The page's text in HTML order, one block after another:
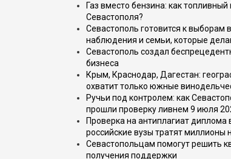
Газ вместо бензина: как
Севастополя?
Севастополь готовится к выборам
наблюдения и семьи, которые
Севастополь создал
бизнеса
Крым, Краснодар, Дагестан:
охватит только южные
Ручьи под контролем: как
прошли проверку ливнем 9 июля
Проверка на антиплагиат диплома
российские вузы тратят
Севастопольцам помогут решить
получения поддержки